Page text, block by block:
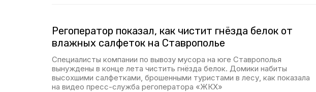
Регоператор показал, как чистит гнёзда белок от
влажных салфеток на Ставрополье
Специалисты компании по вывозу мусора на юге Ставрополья
вынуждены в конце лета чистить гнёзда белок. Домики набиты
высохшими салфетками, брошенными туристами в лесу, как показала
на видео пресс-служба регоператора «ЖКХ»